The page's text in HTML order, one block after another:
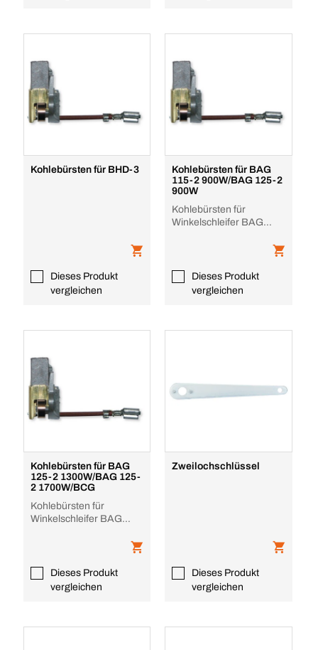
Kohlebürsten für BHD-3
Dieses Produkt
vergleichen
Kohlebürsten für BAG
115-2 900W/BAG 125-2
900W
Kohlebürsten für
Winkelschleifer BAG
Dieses Produkt
vergleichen
Kohlebürsten für BAG
125-2 1300W/BAG 125-
2 1700W/BCG
Kohlebürsten für
Winkelschleifer BAG
Dieses Produkt
vergleichen
Zweilochschlüssel
Dieses Produkt
vergleichen